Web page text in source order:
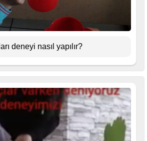
deneyi nasıl yapılır?